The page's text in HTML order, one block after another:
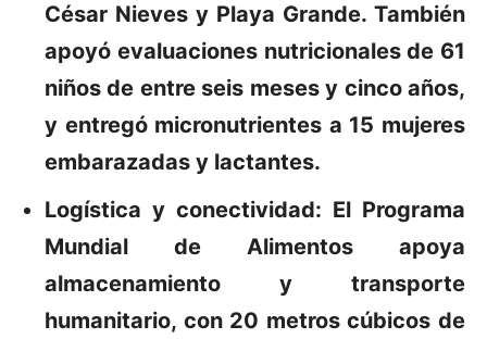
César Nieves y Playa Grande. También
apoyó evaluaciones nutricionales de 61
niños de entre seis meses y cinco años,
y entregó micronutrientes a 15 mujeres
embarazadas y lactantes.
Logística y conectividad: El Programa
Mundial de Alimentos apoya
almacenamiento y transporte
humanitario, con 20 metros cúbicos de